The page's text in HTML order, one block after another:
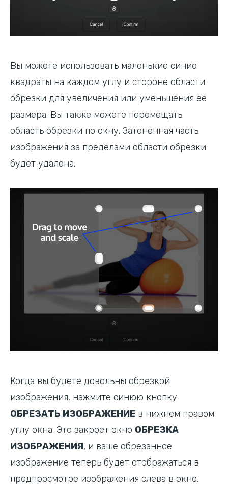
Вы можете использовать маленькие синие
квадраты на каждом углу и стороне области
обрезки для увеличения или уменьшения ее
размера. Вы также можете перемещать
область обрезки по окну. Затененная часть
изображения за пределами области обрезки
будет удалена.
Когда вы будете довольны обрезкой
изображения, нажмите синюю кнопку
ОБРЕЗАТЬ ИЗОБРАЖЕНИЕ в нижнем правом
углу окна. Это закроет окно ОБРЕЗКА
ИЗОБРАЖЕНИЯ, и ваше обрезанное
изображение теперь будет отображаться в
предпросмотре изображения слева в окне.